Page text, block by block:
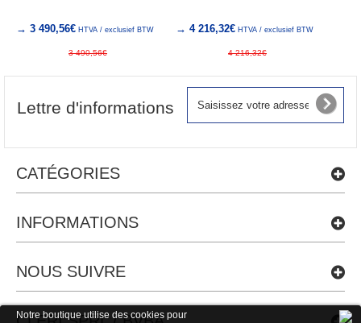
Notre boutique utilise des cookies pour
→ 3 490,56€ HTVA / exclusief BTW
3 490,56€
→ 4 216,32€ HTVA / exclusief BTW
4 216,32€
Lettre d'informations
CATÉGORIES
INFORMATIONS
NOUS SUIVRE